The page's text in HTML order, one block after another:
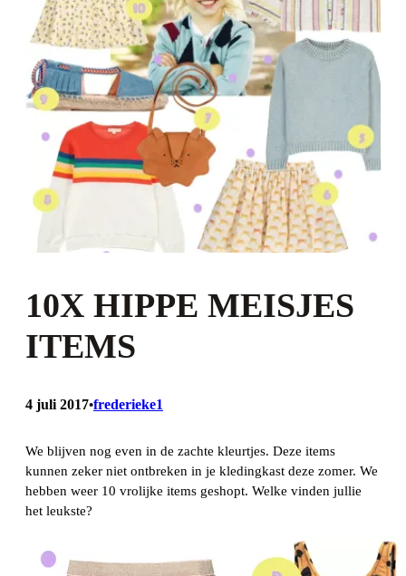
10X HIPPE MEISJES
ITEMS
4 juli 2017•frederieke1
We blijven nog even in de zachte kleurtjes. Deze items
kunnen zeker niet ontbreken in je kledingkast deze zomer. We
hebben weer 10 vrolijke items geshopt. Welke vinden jullie
het leukste?